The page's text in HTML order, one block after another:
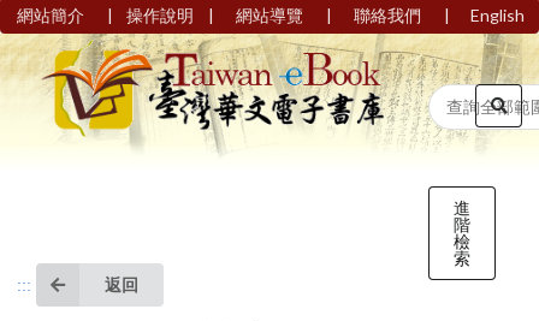
網站簡介 | 操作說明 | 網站導覽 | 聯絡我們 | English
進
階
檢
索
::: 返回